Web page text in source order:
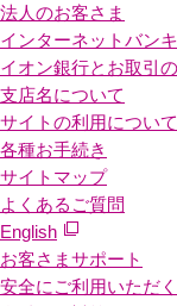
法人のお客さま
インターネットバン
イオン銀行とお取引
支店名について
サイトの利用について
各種お手続き
サイトマップ
よくあるご質問
English
お客さまサポート
安全にご利用いただ